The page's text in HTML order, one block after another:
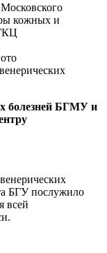
кожных и
болезней БГМУ и
БГУ послужило
всей